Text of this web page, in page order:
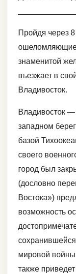
Пройдя через
ошеломляющие
знаменитой
въезжает в
Владивосток.
Владивосток
западном
базой
своего
город был
(дословно
Востока»)
возможность
мировой
также